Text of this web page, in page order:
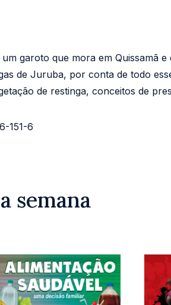
garoto que mora em Quissamã
de Juruba, por conta de todo
de restinga, conceitos de
151-6
semana